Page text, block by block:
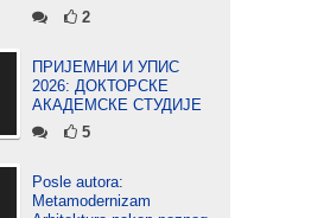
2
ПРИЈЕМНИ И УПИС
2026: ДОКТОРСКЕ
АКАДЕМСКЕ СТУДИЈЕ
5
Posle autora:
Metamodernizam